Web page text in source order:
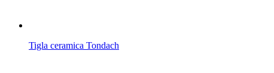
Tigla ceramica Tondach